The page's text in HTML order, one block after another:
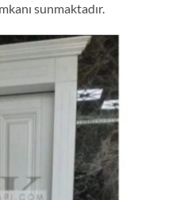
sunmaktadır.